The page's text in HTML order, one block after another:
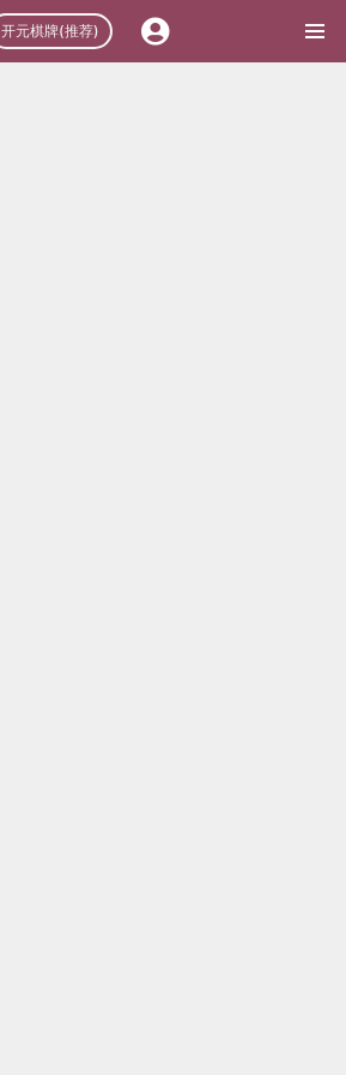
开元棋牌(推荐)